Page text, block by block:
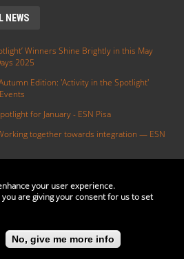
NEWS
Winners Shine Brightly in this May
2025
Edition: 'Activity in the Spotlight'
for January - ESN Pisa
together towards integration — ESN
Satellite is made by the IT committee of ESN
International
your user experience.
are giving your consent for us to set
No, give me more info